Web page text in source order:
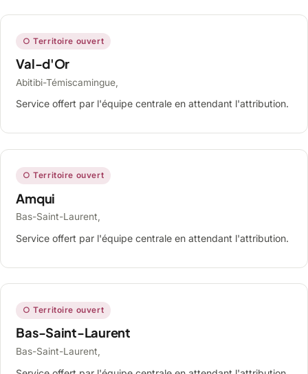
○ Territoire ouvert
Val-d'Or
Abitibi-Témiscamingue,
Service offert par l'équipe centrale en attendant l'attribution.
○ Territoire ouvert
Amqui
Bas-Saint-Laurent,
Service offert par l'équipe centrale en attendant l'attribution.
○ Territoire ouvert
Bas-Saint-Laurent
Bas-Saint-Laurent,